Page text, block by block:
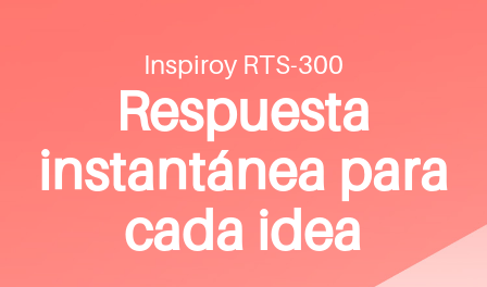
Inspiroy RTS-300
Respuesta
instantánea para
cada idea